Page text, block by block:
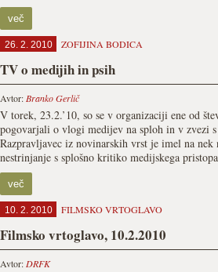
več
26. 2. 2010 ZOFIJINA BODICA
TV o medijih in psih
Avtor: Branko Gerlič
V torek, 23.2.’10, so se v organizaciji ene od
pogovarjali o vlogi medijev na sploh in v zvezi s
Razpravljavec iz novinarskih vrst je imel na
nestrinjanje s splošno kritiko medijskega
več
10. 2. 2010 FILMSKO VRTOGLAVO
Filmsko vrtoglavo, 10.2.2010
Avtor: DRFK